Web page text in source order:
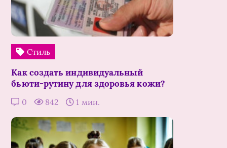
Стиль
Как создать индивидуальный
бьюти-рутину для здоровья кожи?
0 842 1 мин.